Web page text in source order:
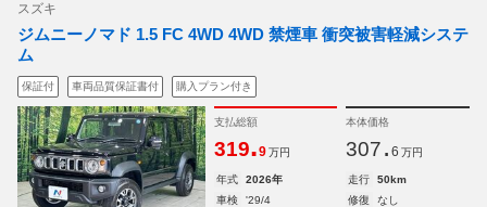
スズキ
ジムニーノマド 1.5 FC 4WD 4WD 禁煙車 衝突被害軽減システ
ム
保証付 車両品質保証書付 購入プラン付き
支払総額
319.9 万円
本体価格
307. 6 万円
年式 2026年 走行
50km
車検
'29/4 修復
なし